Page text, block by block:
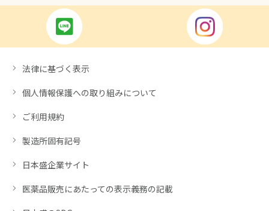
法律に基づく表示
個人情報保護への取り組みについて
ご利用規約
製造所固有記号
日本盛企業サイト
医薬品販売にあたっての表示義務の記載